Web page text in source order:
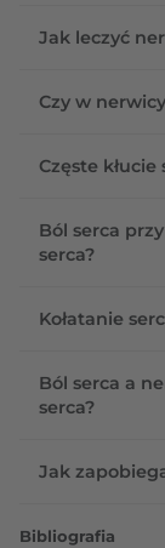
Jak leczyć
Czy w
Częste
Ból serca
serca?
Kołatanie
Ból serca a
serca?
Jak
Bibliografia